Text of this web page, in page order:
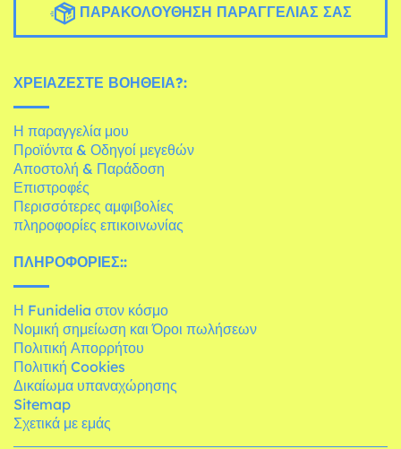
ΠΑΡΑΚΟΛΟΎΘΗΣΗ ΠΑΡΑΓΓΕΛΊΑΣ ΣΑΣ
ΧΡΕΙΆΖΕΣΤΕ ΒΟΉΘΕΙΑ?:
Η παραγγελία μου
Προϊόντα & Οδηγοί μεγεθών
Αποστολή & Παράδοση
Επιστροφές
Περισσότερες αμφιβολίες
πληροφορίες επικοινωνίας
ΠΛΗΡΟΦΟΡΊΕΣ::
Η Funidelia στον κόσμο
Νομική σημείωση και Όροι πωλήσεων
Πολιτική Απορρήτου
Πολιτική Cookies
Δικαίωμα υπαναχώρησης
Sitemap
Σχετικά με εμάς